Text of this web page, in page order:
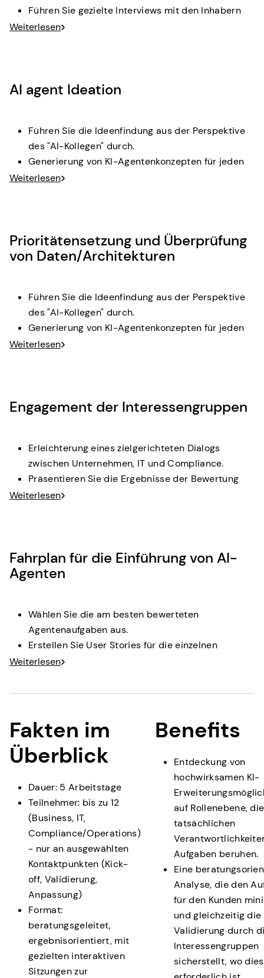
Führen Sie gezielte Interviews mit den Inhabern
von Schlüsselpositionen.
um das Aufgabeninventar zu strukturieren.
Schmerzpunkten und JTBD-Inventar.
Weiterlesen
AI agent Ideation
Führen Sie die Ideenfindung aus der Perspektive
des "AI-Kollegen" durch.
Generierung von KI-Agentenkonzepten für jeden
identifizierten Aufgabentyp.
Unterstützung, Koordinierung).
Katalog von Aufgaben, die sich für eine KI-
Weiterlesen
Prioritätensetzung und Überprüfung
von Daten/Architekturen
Führen Sie die Ideenfindung aus der Perspektive
des "AI-Kollegen" durch.
Generierung von KI-Agentenkonzepten für jeden
identifizierten Aufgabentyp.
Unterstützung, Koordinierung).
Ergänzung eignen, abgebildet auf die Rolle JTBD.
Weiterlesen
Engagement der Interessengruppen
Erleichterung eines zielgerichteten Dialogs
zwischen Unternehmen, IT und Compliance.
Präsentieren Sie die Ergebnisse der Bewertung
und sammeln Sie Validierungen/Anpassungen.
Ergebnis:
Stakeholder Alignment Canvas mit
Zuständigkeiten, Governance-Grundsätzen und
Weiterlesen
Fahrplan für die Einführung von AI-
Agenten
Wählen Sie die am besten bewerteten
Agentenaufgaben aus.
Erstellen Sie User Stories für die einzelnen
Agentenaufgaben.
Möglichkeiten: schnelle Erfolge, mittelfristige
Ergebnis:Eine Roadmap für die Implementierung des KI-
Agenten.
Weiterlesen
Fakten im
Überblick
Dauer: 5 Arbeitstage
Teilnehmer: bis zu 12
(Business, IT,
Compliance/Operations)
- nur an ausgewählten
Kontaktpunkten (Kick-
off, Validierung,
Anpassung)
Format:
beratungsgeleitet,
ergebnisorientiert, mit
gezielten interaktiven
Sitzungen zur
Benefits
Entdeckung von
hochwirksamen KI-
auf Rollenebene,
tatsächlichen
Aufgaben beruhen.
Eine
Analyse, die den
für den Kunden
und gleichzeitig die
Validierung durch
Interessengruppen
sicherstellt, wo dies